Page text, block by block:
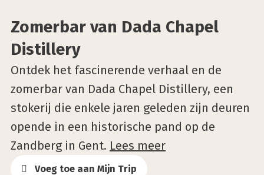
Zomerbar van Dada Chapel
Distillery
Ontdek het fascinerende verhaal en de
zomerbar van Dada Chapel Distillery, een
stokerij die enkele jaren geleden zijn deuren
opende in een historische pand op de
Zandberg in Gent. Lees meer
Voeg toe aan Mijn Trip